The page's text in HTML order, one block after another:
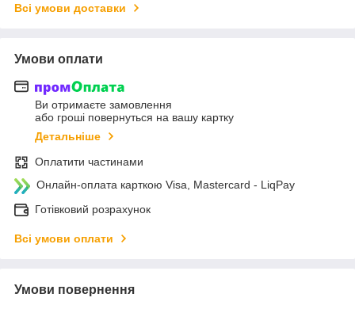
Всі умови доставки
Умови оплати
Ви отримаєте замовлення
або гроші повернуться на вашу картку
Детальніше
Оплатити частинами
Онлайн-оплата карткою Visa, Mastercard - LiqPay
Готівковий розрахунок
Всі умови оплати
Умови повернення